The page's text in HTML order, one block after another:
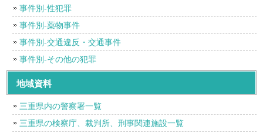
事件別-性犯罪
事件別-薬物事件
事件別-交通違反・交通事件
事件別-その他の犯罪
地域資料
三重県内の警察署一覧
三重県の検察庁、裁判所、刑事関連施設一覧